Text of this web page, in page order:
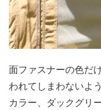
面ファスナーの色だ
われてしまわないよ
カラー、ダックグリ